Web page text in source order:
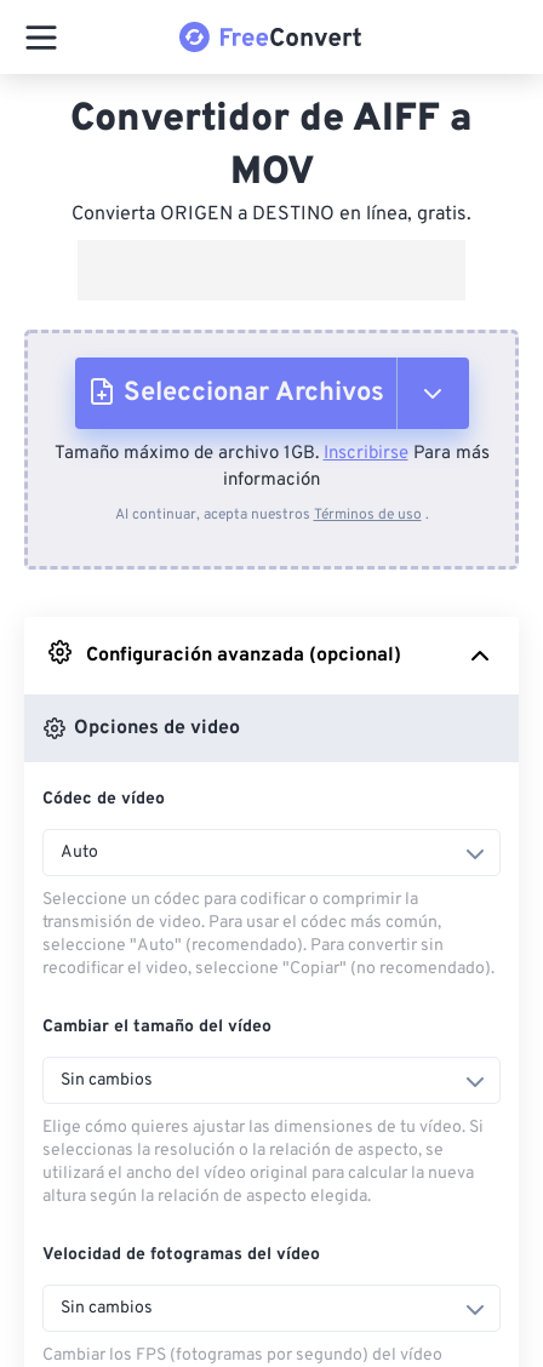
Convertidor de AIFF a
MOV
Convierta ORIGEN a DESTINO en línea, gratis.
Seleccionar Archivos
Desde el dispositivo
Desde Google Drive
Desde OneDrive
Desde URL
Tamaño máximo de archivo 1GB.InscribirsePara más
información
Al continuar, acepta nuestros Términos de uso .
Configuración avanzada (opcional)
Opciones de video
Códec de vídeo
Auto
Seleccione un códec para codificar o comprimir la
transmisión de video. Para usar el códec más común,
seleccione "Auto" (recomendado). Para convertir sin
recodificar el video, seleccione "Copiar" (no recomendado).
Cambiar el tamaño del vídeo
Sin cambios
Elige cómo quieres ajustar las dimensiones de tu vídeo. Si
seleccionas la resolución o la relación de aspecto, se
utilizará el ancho del vídeo original para calcular la nueva
altura según la relación de aspecto elegida.
Velocidad de fotogramas del vídeo
Sin cambios
Cambiar los FPS (fotogramas por segundo) del vídeo